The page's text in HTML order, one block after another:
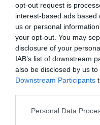
opt-out request is
interest-based ads
us or personal
your opt-out. You may
disclosure of your
IAB’s list of downstream
also be disclosed by us
Downstream Participants
Personal Data
Ο δε διευθυντής
Μεσσηνίας,Γιάννης
του συγκεκριμένου
εκπροσωπώντας το
Κοινωνικής Πολιτικής,
συνεχάρη για την
σχολικό περιβάλλον